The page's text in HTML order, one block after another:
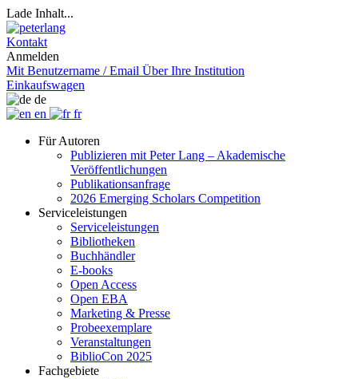
Lade Inhalt...
Kontakt
Anmelden
Mit Benutzername / Email Über Ihre Institution
Einkaufswagen
de
en
fr
Für Autoren
Publizieren mit Peter Lang – Akademische
Veröffentlichungen
Publikationsanfrage
2026 Emerging Scholars Competition
Serviceleistungen
Serviceleistungen
Bibliotheken
Buchhändler
E-books
Open Access
Open EBA
Marketing & Presse
Probeexemplare
Veranstaltungen
BiblioCon 2025
Fachgebiete